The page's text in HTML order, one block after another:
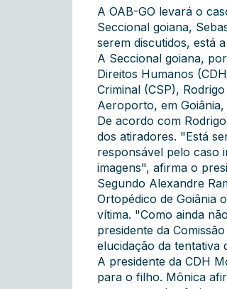
A OAB-GO levará o
Seccional goiana,
serem discutidos, está
A Seccional goiana,
Direitos Humanos
Criminal (CSP),
Aeroporto, em
De acordo com
dos atiradores. "Está
responsável pelo caso
imagens", afirma o
Segundo Alexandre
Ortopédico de Goiânia
vítima. "Como ainda
presidente da
elucidação da tentativa
A presidente da CDH
para o filho. Mônica